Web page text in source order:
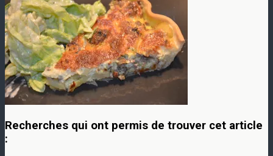
Recherches qui ont permis de trouver cet article
: